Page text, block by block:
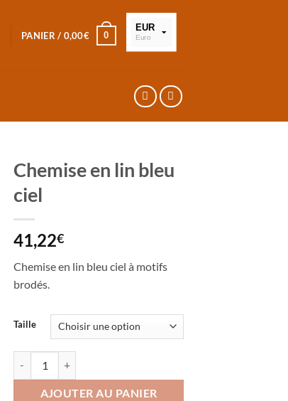
PANIER / 0,00€ 0
EUR
Euro
Chemise en lin bleu
ciel
41,22€
Chemise en lin bleu ciel à motifs
brodés.
Taille
AJOUTER AU PANIER